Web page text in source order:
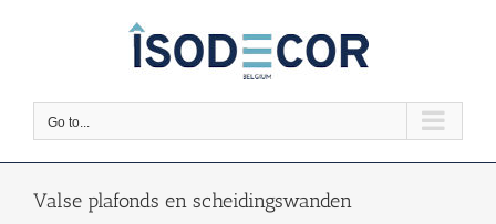
Go to...
Valse plafonds en scheidingswanden